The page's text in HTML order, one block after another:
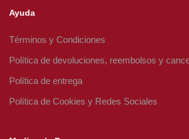
Ayuda
Términos y Condiciones
Política de devoluciones, reembolsos y
Política de entrega
Política de Cookies y Redes Sociales